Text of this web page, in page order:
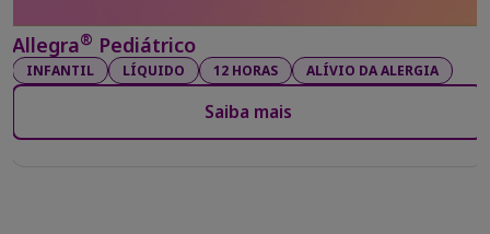
Allegra® Pediátrico
INFANTIL LÍQUIDO 12 HORAS ALÍVIO DA ALERGIA
Saiba mais